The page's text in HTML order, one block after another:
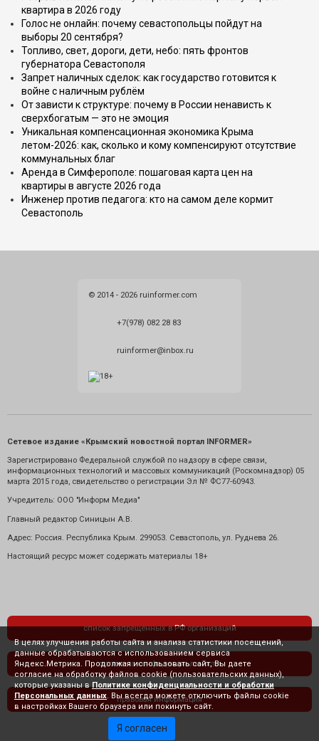
квартира в 2026 году
Голос не онлайн: почему севастопольцы пойдут на
выборы 20 сентября?
Топливо, свет, дороги, дети, небо: пять фронтов
губернатора Севастополя
Запрет наличных сделок: как государство готовится к
войне с наличным рублём
От зависти к структуре: почему в России ненависть к
сверхбогатым — это не эмоция
Уникальная компенсационная экономика Крыма
летом-2026: как, сколько и кому компенсируют отсутствие
коммунальных благ
Аренда в Симферополе: пошаговая карта цен на
квартиры в августе 2026 года
Инженер против педагога: кто на самом деле кормит
Севастополь
© 2014 - 2026 ruinformer.com
+7(978) 082 28 83
ruinformer@inbox.ru
Сетевое издание «Крымский новостной портал INFORMER»
Зарегистрировано Федеральной службой по надзору в сфере связи,
информационных технологий и массовых коммуникаций (Роскомнадзор) 05
марта 2015 года, свидетельство о регистрации Эл № ФС77-60943.
Учредитель: ООО "Информ Медиа"
Главный редактор Синицын А.В.
Адрес: Россия. Республика Крым. 299053. Севастополь, ул. Руднева 26.
Настоящий ресурс может содержать материалы 18+
список запрещенных в РФ организаций
политика конфиденциальности
правовая информация
В целях улучшения работы сайта и анализа статистики посещений,
данные обрабатываются с использованием сервиса
Яндекс.Метрика. Продолжая использовать сайт, Вы даете
согласие на обработку файлов cookie (пользовательских данных),
которые указаны в Политике конфиденциальности и обработки
Персональных данных . Вы всегда можете отключить файлы cookie
в настройках Вашего браузера или покинуть сайт.
Я согласен